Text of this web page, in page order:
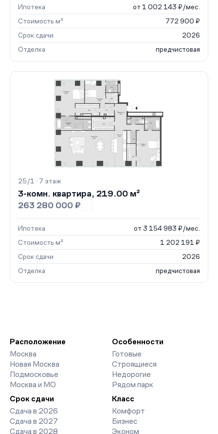
Ипотека
от 1 002 143 ₽/мес.
Стоимость м²
772 900 ₽
Срок сдачи
2026
Отделка
предчистовая
25/1 · 7 этаж
3-комн. квартира, 219.00 м²
263 280 000 ₽
Ипотека
от 3 154 983 ₽/мес.
Стоимость м²
1 202 191 ₽
Срок сдачи
2026
Отделка
предчистовая
Расположение
Москва
Новая Москва
Подмосковье
Москва и МО
Особенности
Готовые
Строящиеся
Недорогие
Рядом парк
Срок сдачи
Сдача в 2026
Сдача в 2027
Сдача в 2028
Класс
Комфорт
Бизнес
Эконом